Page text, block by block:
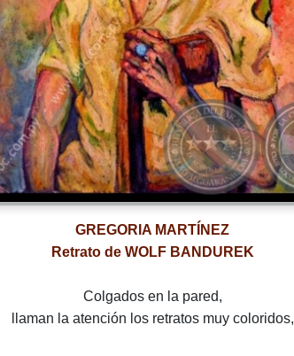
GREGORIA MARTÍNEZ
Retrato de WOLF BANDUREK
Colgados en la pared,
llaman la atención los retratos muy coloridos,